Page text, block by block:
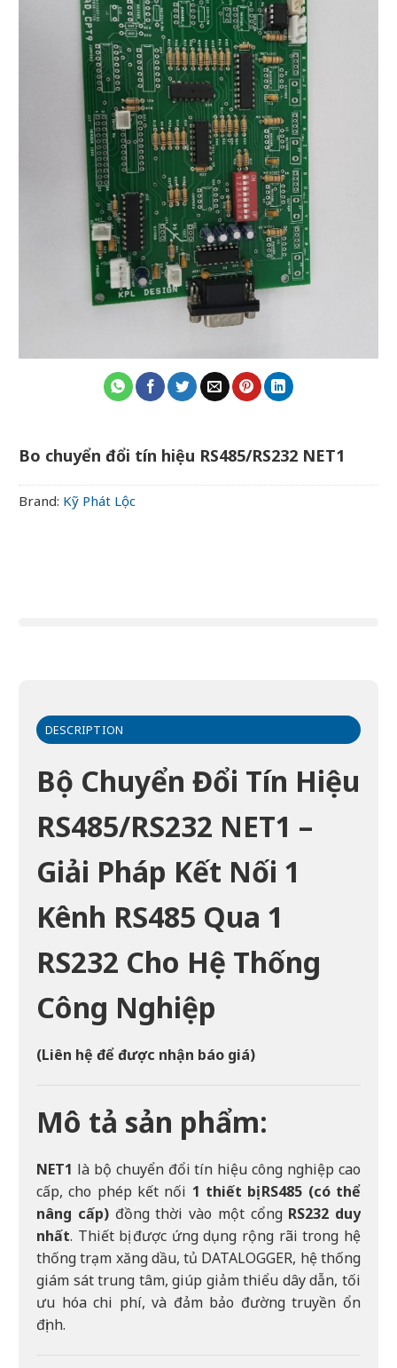
Bo chuyển đổi tín hiệu RS485/RS232 NET1
Brand: Kỹ Phát Lộc
DESCRIPTION
Bộ Chuyển Đổi Tín Hiệu
RS485/RS232 NET1 –
Giải Pháp Kết Nối 1
Kênh RS485 Qua 1
RS232 Cho Hệ Thống
Công Nghiệp
(Liên hệ để được nhận báo giá)
Mô tả sản phẩm:
NET1 là bộ chuyển đổi tín hiệu công nghiệp cao
cấp, cho phép kết nối 1 thiết bị RS485 (có thể
nâng cấp)đồng thời vào một cổng RS232 duy
nhất. Thiết bị được ứng dụng rộng rãi trong hệ
thống trạm xăng dầu, tủ DATALOGGER, hệ thống
giám sát trung tâm, giúp giảm thiểu dây dẫn, tối
ưu hóa chi phí, và đảm bảo đường truyền ổn
định.